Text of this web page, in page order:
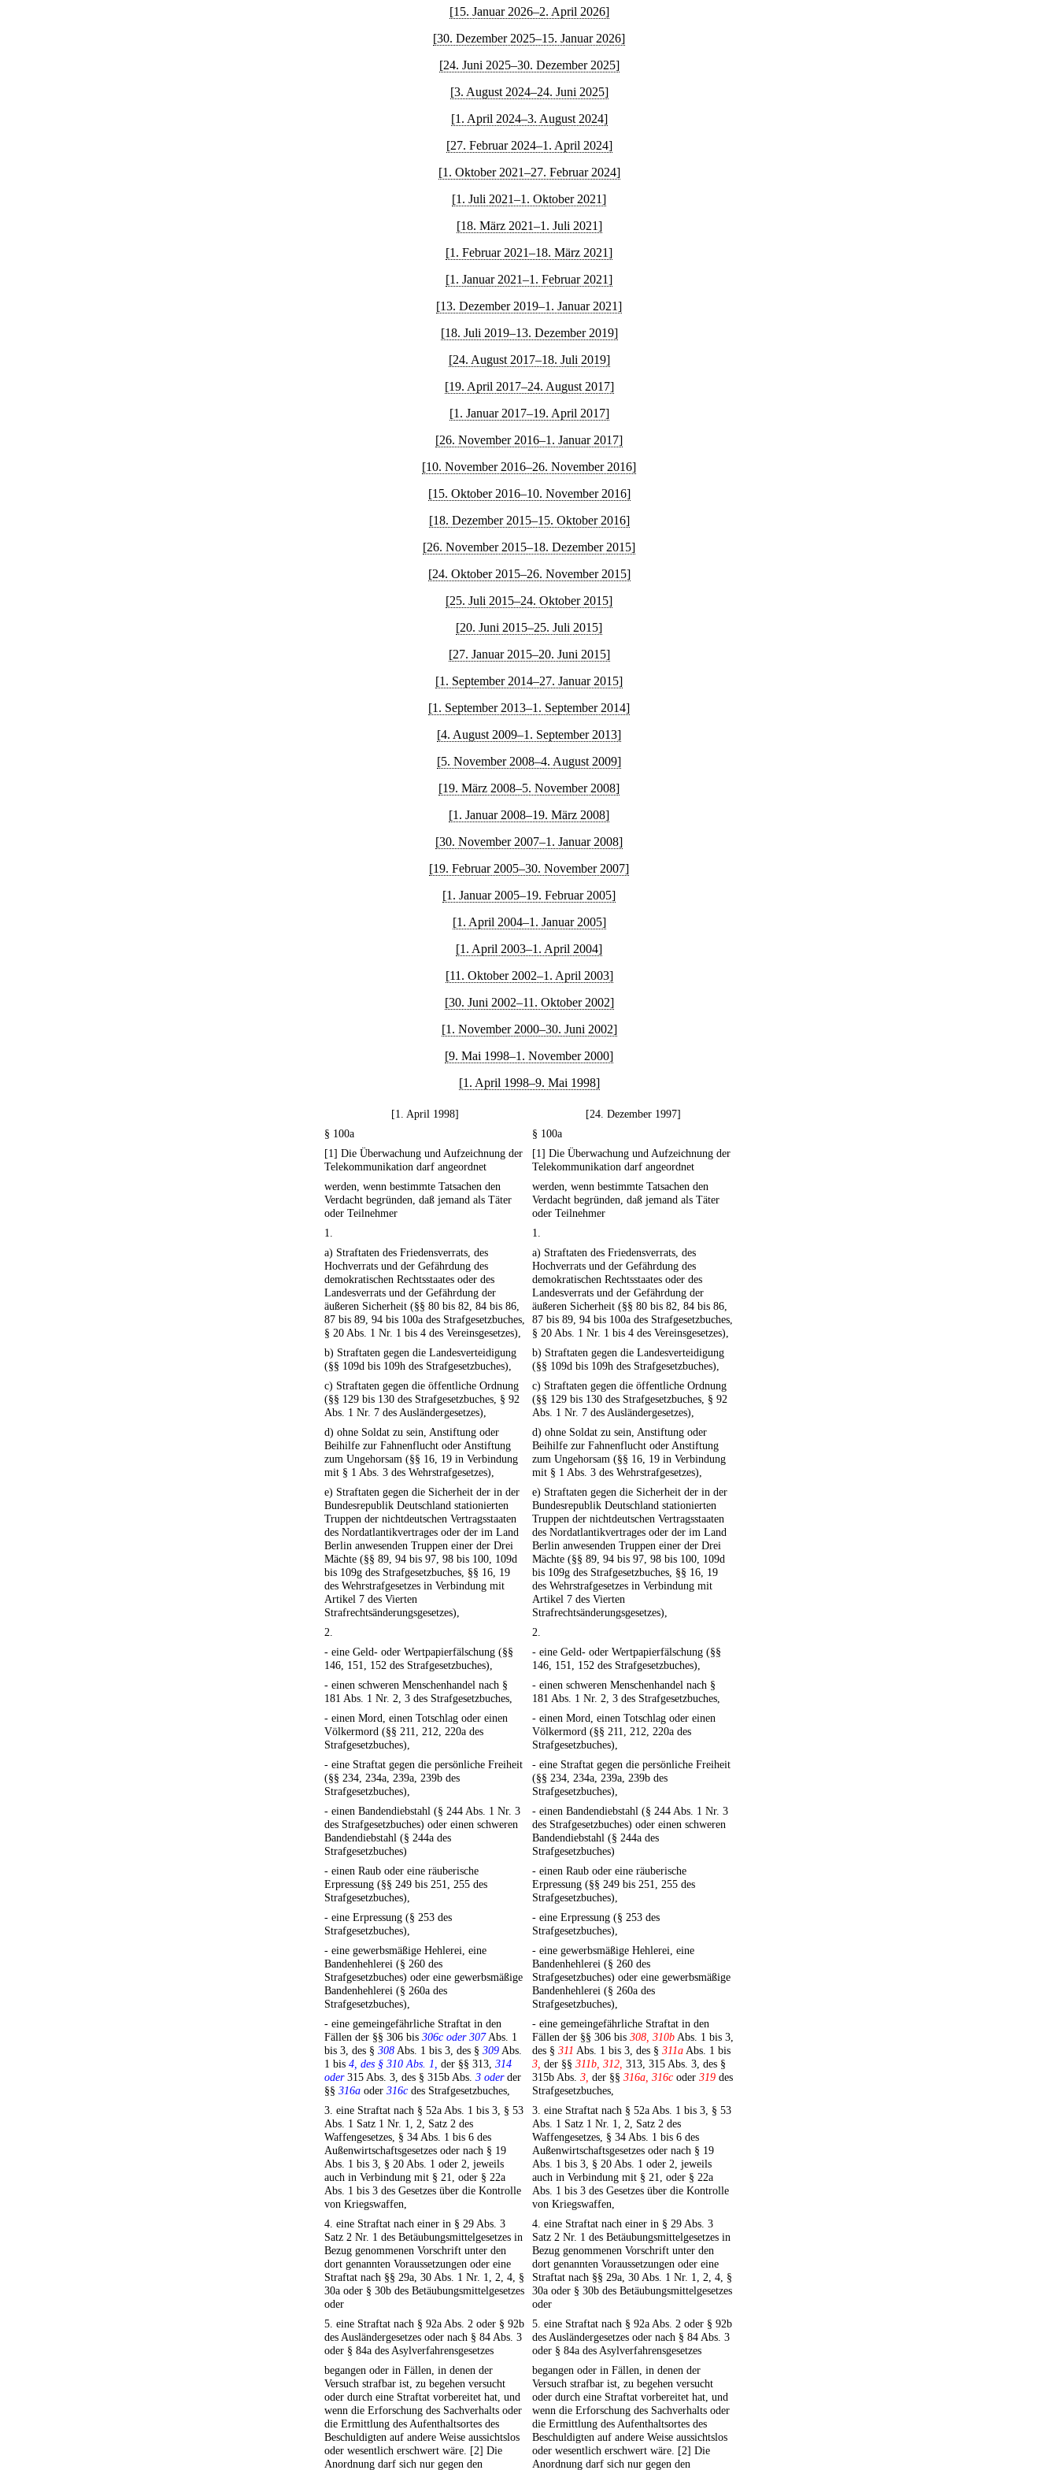
[15. Januar 2026–2. April 2026]
[30. Dezember 2025–15. Januar 2026]
[24. Juni 2025–30. Dezember 2025]
[3. August 2024–24. Juni 2025]
[1. April 2024–3. August 2024]
[27. Februar 2024–1. April 2024]
[1. Oktober 2021–27. Februar 2024]
[1. Juli 2021–1. Oktober 2021]
[18. März 2021–1. Juli 2021]
[1. Februar 2021–18. März 2021]
[1. Januar 2021–1. Februar 2021]
[13. Dezember 2019–1. Januar 2021]
[18. Juli 2019–13. Dezember 2019]
[24. August 2017–18. Juli 2019]
[19. April 2017–24. August 2017]
[1. Januar 2017–19. April 2017]
[26. November 2016–1. Januar 2017]
[10. November 2016–26. November 2016]
[15. Oktober 2016–10. November 2016]
[18. Dezember 2015–15. Oktober 2016]
[26. November 2015–18. Dezember 2015]
[24. Oktober 2015–26. November 2015]
[25. Juli 2015–24. Oktober 2015]
[20. Juni 2015–25. Juli 2015]
[27. Januar 2015–20. Juni 2015]
[1. September 2014–27. Januar 2015]
[1. September 2013–1. September 2014]
[4. August 2009–1. September 2013]
[5. November 2008–4. August 2009]
[19. März 2008–5. November 2008]
[1. Januar 2008–19. März 2008]
[30. November 2007–1. Januar 2008]
[19. Februar 2005–30. November 2007]
[1. Januar 2005–19. Februar 2005]
[1. April 2004–1. Januar 2005]
[1. April 2003–1. April 2004]
[11. Oktober 2002–1. April 2003]
[30. Juni 2002–11. Oktober 2002]
[1. November 2000–30. Juni 2002]
[9. Mai 1998–1. November 2000]
[1. April 1998–9. Mai 1998]
[1. April 1998]
[24. Dezember 1997]
§ 100a
§ 100a
[1] Die Überwachung und Aufzeichnung der
Telekommunikation darf angeordnet
[1] Die Überwachung und Aufzeichnung der
Telekommunikation darf angeordnet
werden, wenn bestimmte Tatsachen den
Verdacht begründen, daß jemand als Täter
oder Teilnehmer
werden, wenn bestimmte Tatsachen den
Verdacht begründen, daß jemand als Täter
oder Teilnehmer
1.
1.
a) Straftaten des Friedensverrats, des
Hochverrats und der Gefährdung des
demokratischen Rechtsstaates oder des
Landesverrats und der Gefährdung der
äußeren Sicherheit (§§ 80 bis 82, 84 bis 86,
87 bis 89, 94 bis 100a des Strafgesetzbuches,
§ 20 Abs. 1 Nr. 1 bis 4 des Vereinsgesetzes),
a) Straftaten des Friedensverrats, des
Hochverrats und der Gefährdung des
demokratischen Rechtsstaates oder des
Landesverrats und der Gefährdung der
äußeren Sicherheit (§§ 80 bis 82, 84 bis 86,
87 bis 89, 94 bis 100a des Strafgesetzbuches,
§ 20 Abs. 1 Nr. 1 bis 4 des Vereinsgesetzes),
b) Straftaten gegen die Landesverteidigung
(§§ 109d bis 109h des Strafgesetzbuches),
b) Straftaten gegen die Landesverteidigung
(§§ 109d bis 109h des Strafgesetzbuches),
c) Straftaten gegen die öffentliche Ordnung
(§§ 129 bis 130 des Strafgesetzbuches, § 92
Abs. 1 Nr. 7 des Ausländergesetzes),
c) Straftaten gegen die öffentliche Ordnung
(§§ 129 bis 130 des Strafgesetzbuches, § 92
Abs. 1 Nr. 7 des Ausländergesetzes),
d) ohne Soldat zu sein, Anstiftung oder
Beihilfe zur Fahnenflucht oder Anstiftung
zum Ungehorsam (§§ 16, 19 in Verbindung
mit § 1 Abs. 3 des Wehrstrafgesetzes),
d) ohne Soldat zu sein, Anstiftung oder
Beihilfe zur Fahnenflucht oder Anstiftung
zum Ungehorsam (§§ 16, 19 in Verbindung
mit § 1 Abs. 3 des Wehrstrafgesetzes),
e) Straftaten gegen die Sicherheit der in der
Bundesrepublik Deutschland stationierten
Truppen der nichtdeutschen Vertragsstaaten
des Nordatlantikvertrages oder der im Land
Berlin anwesenden Truppen einer der Drei
Mächte (§§ 89, 94 bis 97, 98 bis 100, 109d
bis 109g des Strafgesetzbuches, §§ 16, 19
des Wehrstrafgesetzes in Verbindung mit
Artikel 7 des Vierten
Strafrechtsänderungsgesetzes),
e) Straftaten gegen die Sicherheit der in der
Bundesrepublik Deutschland stationierten
Truppen der nichtdeutschen Vertragsstaaten
des Nordatlantikvertrages oder der im Land
Berlin anwesenden Truppen einer der Drei
Mächte (§§ 89, 94 bis 97, 98 bis 100, 109d
bis 109g des Strafgesetzbuches, §§ 16, 19
des Wehrstrafgesetzes in Verbindung mit
Artikel 7 des Vierten
Strafrechtsänderungsgesetzes),
2.
2.
- eine Geld- oder Wertpapierfälschung (§§
146, 151, 152 des Strafgesetzbuches),
- eine Geld- oder Wertpapierfälschung (§§
146, 151, 152 des Strafgesetzbuches),
- einen schweren Menschenhandel nach §
181 Abs. 1 Nr. 2, 3 des Strafgesetzbuches,
- einen schweren Menschenhandel nach §
181 Abs. 1 Nr. 2, 3 des Strafgesetzbuches,
- einen Mord, einen Totschlag oder einen
Völkermord (§§ 211, 212, 220a des
Strafgesetzbuches),
- einen Mord, einen Totschlag oder einen
Völkermord (§§ 211, 212, 220a des
Strafgesetzbuches),
- eine Straftat gegen die persönliche Freiheit
(§§ 234, 234a, 239a, 239b des
Strafgesetzbuches),
- eine Straftat gegen die persönliche Freiheit
(§§ 234, 234a, 239a, 239b des
Strafgesetzbuches),
- einen Bandendiebstahl (§ 244 Abs. 1 Nr. 3
des Strafgesetzbuches) oder einen schweren
Bandendiebstahl (§ 244a des
Strafgesetzbuches)
- einen Bandendiebstahl (§ 244 Abs. 1 Nr. 3
des Strafgesetzbuches) oder einen schweren
Bandendiebstahl (§ 244a des
Strafgesetzbuches)
- einen Raub oder eine räuberische
Erpressung (§§ 249 bis 251, 255 des
Strafgesetzbuches),
- einen Raub oder eine räuberische
Erpressung (§§ 249 bis 251, 255 des
Strafgesetzbuches),
- eine Erpressung (§ 253 des
Strafgesetzbuches),
- eine Erpressung (§ 253 des
Strafgesetzbuches),
- eine gewerbsmäßige Hehlerei, eine
Bandenhehlerei (§ 260 des
Strafgesetzbuches) oder eine gewerbsmäßige
Bandenhehlerei (§ 260a des
Strafgesetzbuches),
- eine gewerbsmäßige Hehlerei, eine
Bandenhehlerei (§ 260 des
Strafgesetzbuches) oder eine gewerbsmäßige
Bandenhehlerei (§ 260a des
Strafgesetzbuches),
- eine gemeingefährliche Straftat in den
Fällen der §§ 306 bis 306c oder 307Abs. 1
bis 3, des § 308Abs. 1 bis 3, des § 309Abs.
1 bis 4, des § 310 Abs. 1, der §§ 313, 314
oder315 Abs. 3, des § 315b Abs. 3 oderder
§§ 316a oder 316c des Strafgesetzbuches,
- eine gemeingefährliche Straftat in den
Fällen der §§ 306 bis 308, 310bAbs. 1 bis 3,
des § 311 Abs. 1 bis 3, des § 311aAbs. 1 bis
3, der §§ 311b, 312, 313, 315 Abs. 3, des §
315b Abs. 3, der §§ 316a, 316c oder 319 des
Strafgesetzbuches,
3. eine Straftat nach § 52a Abs. 1 bis 3, § 53
Abs. 1 Satz 1 Nr. 1, 2, Satz 2 des
Waffengesetzes, § 34 Abs. 1 bis 6 des
Außenwirtschaftsgesetzes oder nach § 19
Abs. 1 bis 3, § 20 Abs. 1 oder 2, jeweils
auch in Verbindung mit § 21, oder § 22a
Abs. 1 bis 3 des Gesetzes über die Kontrolle
von Kriegswaffen,
3. eine Straftat nach § 52a Abs. 1 bis 3, § 53
Abs. 1 Satz 1 Nr. 1, 2, Satz 2 des
Waffengesetzes, § 34 Abs. 1 bis 6 des
Außenwirtschaftsgesetzes oder nach § 19
Abs. 1 bis 3, § 20 Abs. 1 oder 2, jeweils
auch in Verbindung mit § 21, oder § 22a
Abs. 1 bis 3 des Gesetzes über die Kontrolle
von Kriegswaffen,
4. eine Straftat nach einer in § 29 Abs. 3
Satz 2 Nr. 1 des Betäubungsmittelgesetzes in
Bezug genommenen Vorschrift unter den
dort genannten Voraussetzungen oder eine
Straftat nach §§ 29a, 30 Abs. 1 Nr. 1, 2, 4, §
30a oder § 30b des Betäubungsmittelgesetzes
oder
4. eine Straftat nach einer in § 29 Abs. 3
Satz 2 Nr. 1 des Betäubungsmittelgesetzes in
Bezug genommenen Vorschrift unter den
dort genannten Voraussetzungen oder eine
Straftat nach §§ 29a, 30 Abs. 1 Nr. 1, 2, 4, §
30a oder § 30b des Betäubungsmittelgesetzes
oder
5. eine Straftat nach § 92a Abs. 2 oder § 92b
des Ausländergesetzes oder nach § 84 Abs. 3
oder § 84a des Asylverfahrensgesetzes
5. eine Straftat nach § 92a Abs. 2 oder § 92b
des Ausländergesetzes oder nach § 84 Abs. 3
oder § 84a des Asylverfahrensgesetzes
begangen oder in Fällen, in denen der
Versuch strafbar ist, zu begehen versucht
oder durch eine Straftat vorbereitet hat, und
wenn die Erforschung des Sachverhalts oder
die Ermittlung des Aufenthaltsortes des
Beschuldigten auf andere Weise aussichtslos
oder wesentlich erschwert wäre. [2] Die
Anordnung darf sich nur gegen den
begangen oder in Fällen, in denen der
Versuch strafbar ist, zu begehen versucht
oder durch eine Straftat vorbereitet hat, und
wenn die Erforschung des Sachverhalts oder
die Ermittlung des Aufenthaltsortes des
Beschuldigten auf andere Weise aussichtslos
oder wesentlich erschwert wäre. [2] Die
Anordnung darf sich nur gegen den